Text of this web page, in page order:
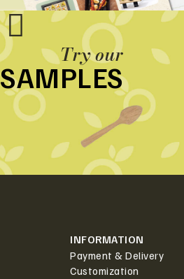
Try our
SAMPLES
INFORMATION
Payment & Delivery
Customization